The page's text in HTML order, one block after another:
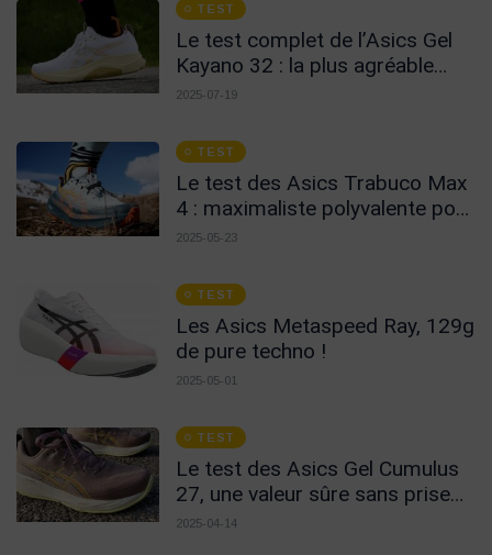
TEST
Le test complet de l’Asics Gel
Kayano 32 : la plus agréable
pour un usage au quotidien !
2025-07-19
TEST
Le test des Asics Trabuco Max
4 : maximaliste polyvalente pour
le long
2025-05-23
TEST
Les Asics Metaspeed Ray, 129g
de pure techno !
2025-05-01
TEST
Le test des Asics Gel Cumulus
27, une valeur sûre sans prise
de tête !
2025-04-14